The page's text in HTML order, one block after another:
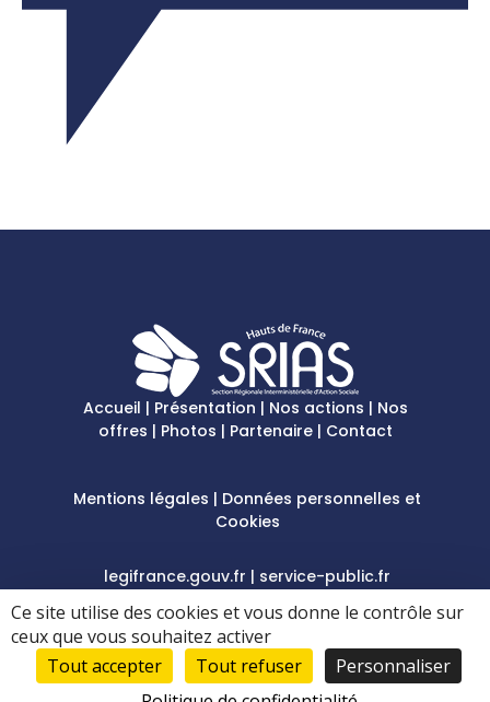
Accueil | Présentation | Nos actions | Nos
offres | Photos | Partenaire| Contact
Mentions légales | Données personnelles et
Cookies
legifrance.gouv.fr | service-public.fr
Permanence uniquement le mardi de 9h à 12h
Ce site utilise des cookies et vous donne le contrôle sur
ceux que vous souhaitez activer
Tout accepter
Tout refuser
Personnaliser